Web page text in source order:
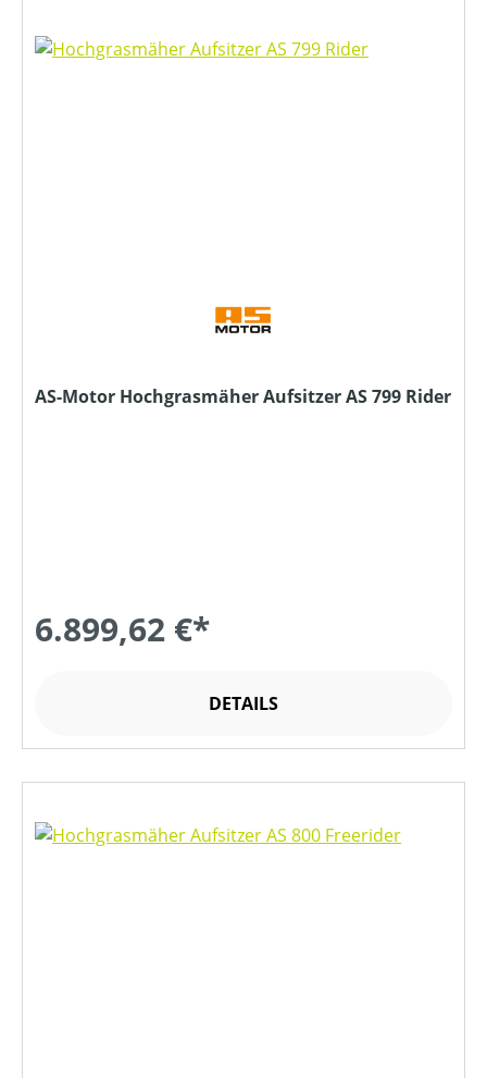
AS-Motor Hochgrasmäher Aufsitzer AS 799 Rider
6.899,62 €*
DETAILS